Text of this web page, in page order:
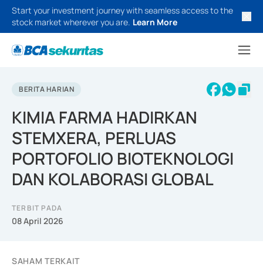
Start your investment journey with seamless access to the
stock market wherever you are. Learn More
BERITA HARIAN
KIMIA FARMA HADIRKAN
STEMXERA, PERLUAS
PORTOFOLIO BIOTEKNOLOGI
DAN KOLABORASI GLOBAL
TERBIT PADA
08 April 2026
SAHAM TERKAIT